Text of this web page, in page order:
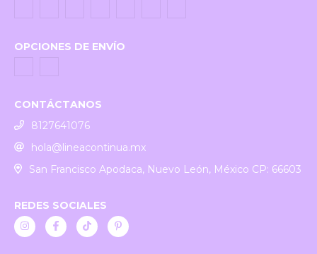
OPCIONES DE ENVÍO
CONTÁCTANOS
8127641076
hola@lineacontinua.mx
San Francisco Apodaca, Nuevo León, México CP: 66603
REDES SOCIALES